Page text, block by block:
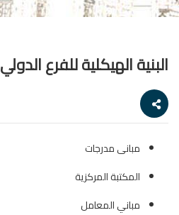
البنية الهيكلية للفرع الدولي
مبانى مدرجات
المكتبة المركزية
مباني المعامل